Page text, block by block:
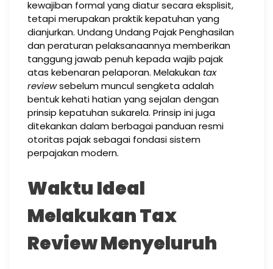
kewajiban formal yang diatur secara eksplisit,
tetapi merupakan praktik kepatuhan yang
dianjurkan. Undang Undang Pajak Penghasilan
dan peraturan pelaksanaannya memberikan
tanggung jawab penuh kepada wajib pajak
atas kebenaran pelaporan. Melakukan tax
reviewsebelum muncul sengketa adalah
bentuk kehati hatian yang sejalan dengan
prinsip kepatuhan sukarela. Prinsip ini juga
ditekankan dalam berbagai panduan resmi
otoritas pajak sebagai fondasi sistem
perpajakan modern.
Waktu Ideal
Melakukan Tax
Review Menyeluruh